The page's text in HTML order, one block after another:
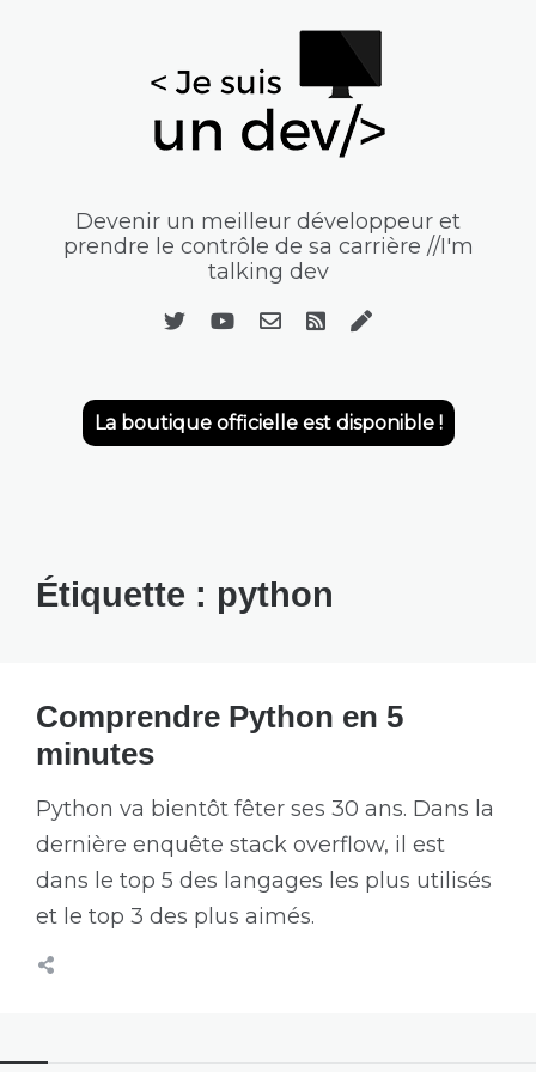
Devenir un meilleur développeur et
prendre le contrôle de sa carrière //I'm
talking dev
La boutique officielle est disponible !
Étiquette : python
Comprendre Python en 5
minutes
Python va bientôt fêter ses 30 ans. Dans la
dernière enquête stack overflow, il est
dans le top 5 des langages les plus utilisés
et le top 3 des plus aimés.